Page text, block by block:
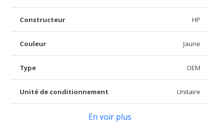
Constructeur HP
Couleur Jaune
Type OEM
Unité de conditionnement Unitaire
En voir plus